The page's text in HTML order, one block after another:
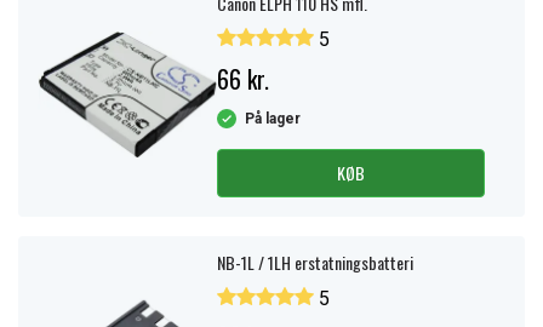
5
66 kr.
På lager
KØB
NB-1L / 1LH erstatningsbatteri
5